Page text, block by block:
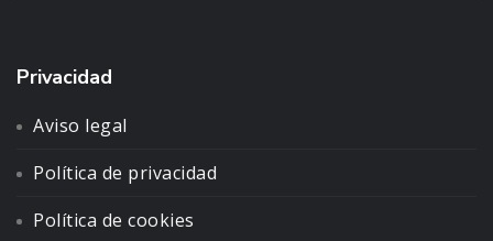
Privacidad
Aviso legal
Política de privacidad
Política de cookies